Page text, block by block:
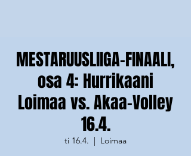
MESTARUUSLIIGA-FINAALI,
osa 4: Hurrikaani
Loimaa vs. Akaa-Volley
16.4.
ti 16.4.
  |
Loimaa